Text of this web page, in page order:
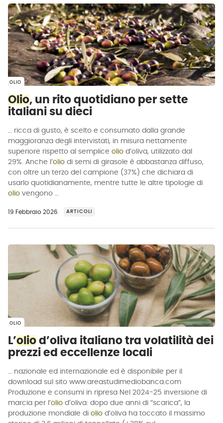
OLIO
Olio, un rito quotidiano per sette
italiani su dieci
… ricca di gusto, è scelto e consumato dalla grande
maggioranza degli intervistati, in misura nettamente
superiore rispetto al semplice olio d’oliva, utilizzato dal
29%. Anche l’olio di semi di girasole è abbastanza diffuso,
con oltre un terzo del campione (37%) che dichiara di
usarlo quotidianamente, mentre tutte le altre tipologie di
olio vengono …
19 Febbraio 2026 ARTICOLI
OLIO
L’olio d’oliva italiano tra volatilità dei
prezzi ed eccellenze locali
… nazionale ed internazionale ed è disponibile per il
download sul sito www.areastudimediobanca.com
Produzione e consumi in ripresa Nel 2024-25 inversione di
marcia per l’olio d’oliva: dopo due anni di “scarica”, la
produzione mondiale di olio d’oliva ha toccato il massimo